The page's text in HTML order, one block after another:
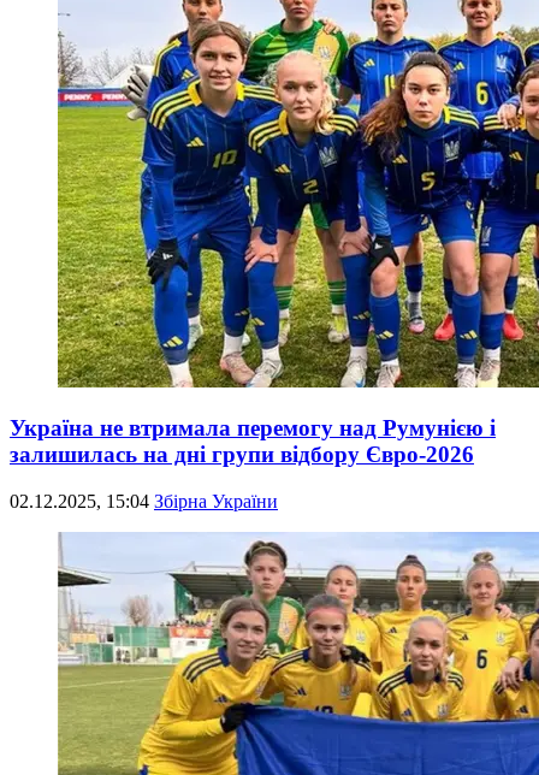
Україна не втримала перемогу над Румунією і
залишилась на дні групи відбору Євро-2026
02.12.2025, 15:04 Збірна України